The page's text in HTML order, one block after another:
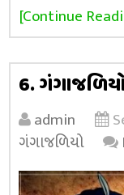
[Continue
6.
admin
ગંગાજળિયો